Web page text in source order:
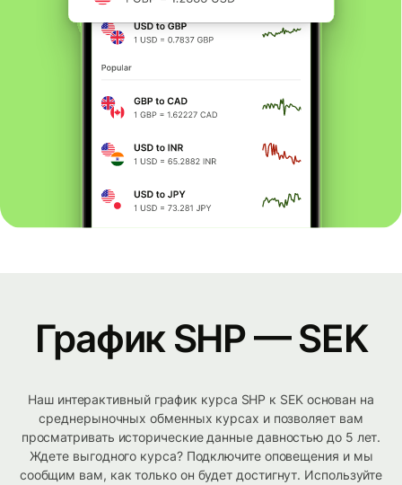
График SHP — SEK
Наш интерактивный график курса SHP к SEK основан на
среднерыночных обменных курсах и позволяет вам
просматривать исторические данные давностью до 5 лет.
Ждете выгодного курса? Подключите оповещения и мы
сообщим вам, как только он будет достигнут. Используйте